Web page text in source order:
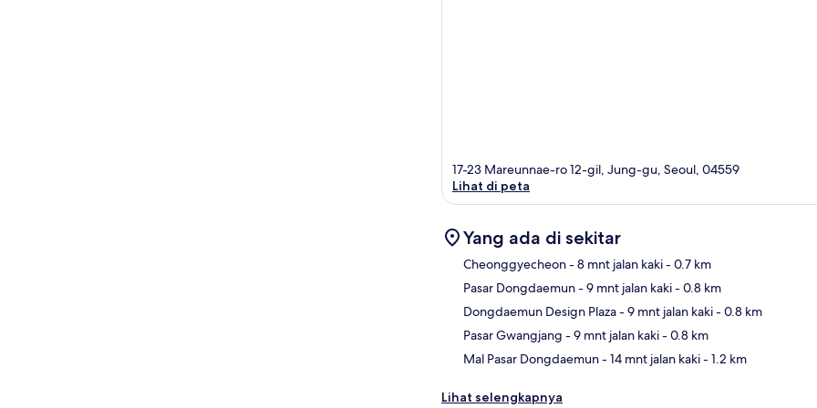
17-23 Mareunnae-ro 12-gil, Jung-gu, Seoul, 04559
Lihat di peta
Yang ada di sekitar
Cheonggyecheon- 8 mnt jalan kaki- 0.7 km
Pasar Dongdaemun- 9 mnt jalan kaki- 0.8 km
Dongdaemun Design Plaza- 9 mnt jalan kaki- 0.8 km
Pasar Gwangjang - 9 mnt jalan kaki- 0.8 km
Mal Pasar Dongdaemun- 14 mnt jalan kaki- 1.2 km
Lihat selengkapnya